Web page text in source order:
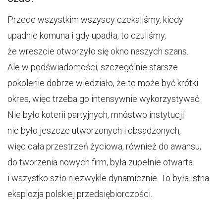
Przede wszystkim wszyscy czekaliśmy, kiedy
upadnie komuna i gdy upadła, to czuliśmy,
że wreszcie otworzyło się okno naszych szans.
Ale w podświadomości, szczególnie starsze
pokolenie dobrze wiedziało, że to może być krótki
okres, więc trzeba go intensywnie wykorzystywać.
Nie było koterii partyjnych, mnóstwo instytucji
nie było jeszcze utworzonych i obsadzonych,
więc cała przestrzeń życiowa, również do awansu,
do tworzenia nowych firm, była zupełnie otwarta
i wszystko szło niezwykle dynamicznie. To była istna
eksplozja polskiej przedsiębiorczości.